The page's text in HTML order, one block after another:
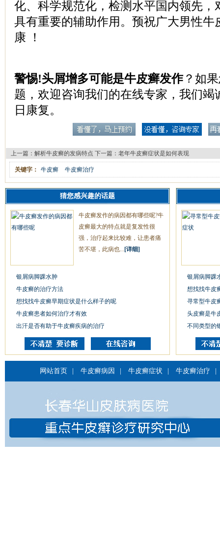
化、科学规范化，检测水平国内领先，
具有重要的辅助作用。预祝广大男性牛
康 ！
警惕!头屑增多可能是牛皮癣发作？如
题，欢迎咨询我们的在线专家，我们竭
日康复。
上一篇： 解析牛皮癣的发病特点 下一篇： 老年牛皮癣症状是如何表现
关键字： 牛皮癣 牛皮癣治疗
猜您感兴趣的话题
牛皮癣发作的病因都有哪些呢?牛
皮癣最大的特点就是复发性很
强，治疗起来比较难，让患者痛
苦不堪，此病也... [详细]
银屑病脚踝水肿
牛皮癣的治疗方法
想找找牛皮癣早期症状是什么样子的呢
牛皮癣患者如何治疗才有效
出汗是否有助于牛皮癣疾病的治疗
银屑病脚踝
想找找牛皮
寻常型牛皮
头皮癣是牛
不同类型的
网站首页 牛皮癣病因 牛皮癣症状 牛皮癣治疗